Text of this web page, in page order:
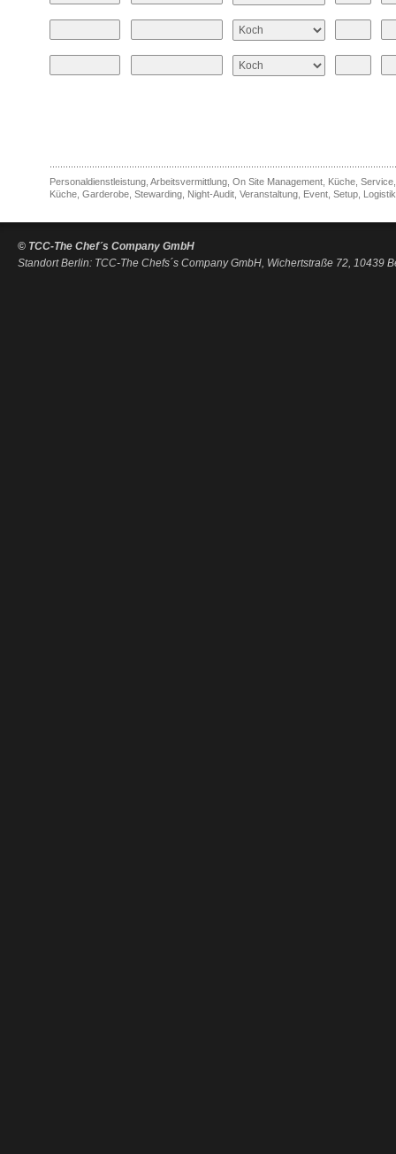
Personaldienstleistung, Arbeitsvermittlung, On Site Management, Küche,
Küche, Garderobe, Stewarding, Night-Audit, Veranstaltung, Event, Setup,
© TCC-The Chef´s Company GmbH
Standort Berlin: TCC-The Chefs´s Company GmbH, Wichertstraße 72, 10439